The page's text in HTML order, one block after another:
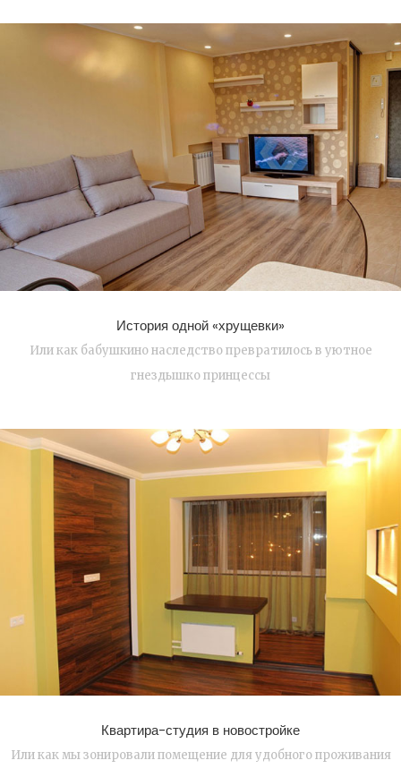
История одной «хрущевки»
Или как бабушкино наследство превратилось в уютное
гнездышко принцессы
Квартира-студия в новостройке
Или как мы зонировали помещение для удобного проживания